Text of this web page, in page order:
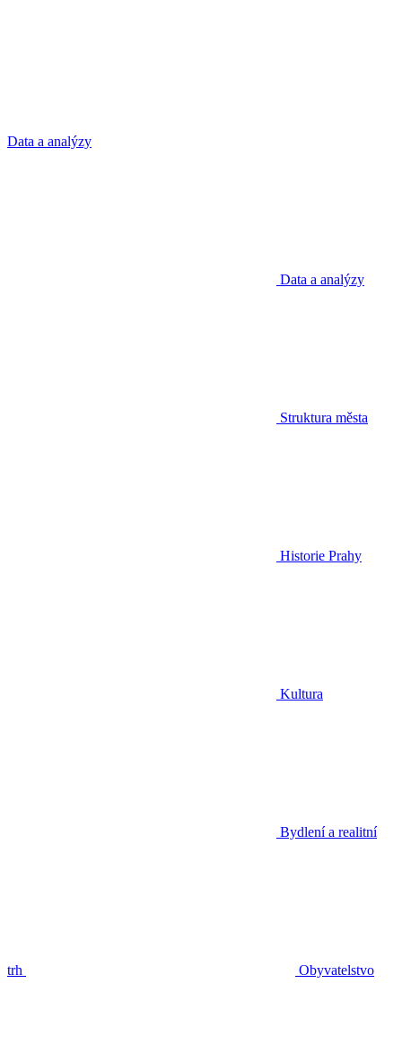
Data a analýzy
Data a analýzy
Struktura města
Historie Prahy
Kultura
Bydlení a realitní
trh Obyvatelstvo